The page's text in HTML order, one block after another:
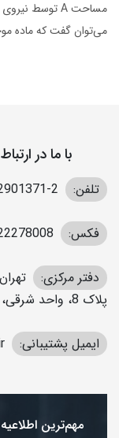
می‌توان گفت که ماده
با ما در
تلفن: 2-22901371-021
فکس: - 021
دفتر مرکزی:
پلاک 8، واحد شرقی، طبقه همکف.
ایمیل پشتیبانی:
مهم‌ترین